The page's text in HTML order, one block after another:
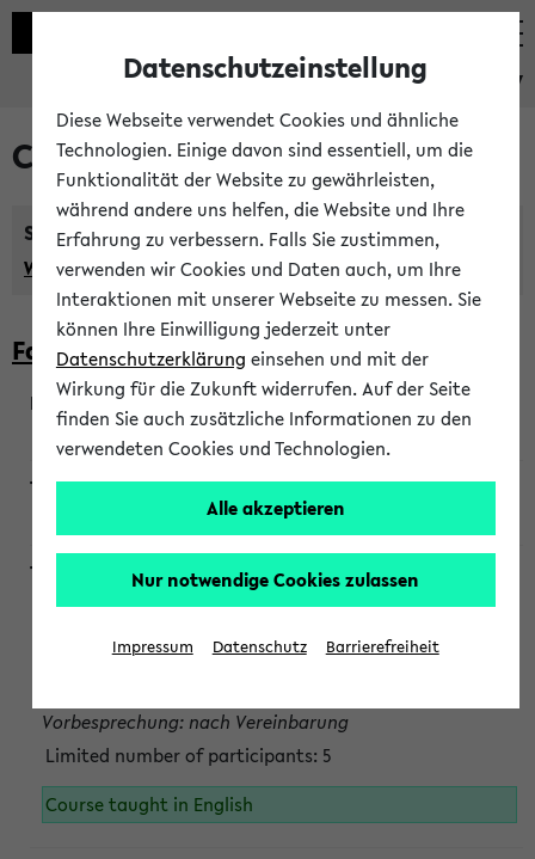
eKVV
Courses taught in English
Semester:
WiSe 2026/2027 SoSe 2026 Previous...
Faculty of Biology
200923
Wendisch, Peters-Wendisch, Stegelmann
Projektmodul "Bakterielle Biotechnologie"
Persönliche Anmeldung beim Veranstalter ist unbedingt
Vorbesprechung: nach Vereinbarung
Limited number of participants: 5
Course taught in English
Datenschutzeinstellung
Diese Webseite verwendet Cookies und ähnliche
Technologien. Einige davon sind essentiell, um die
Funktionalität der Website zu gewährleisten,
während andere uns helfen, die Website und Ihre
Erfahrung zu verbessern. Falls Sie zustimmen,
verwenden wir Cookies und Daten auch, um Ihre
Interaktionen mit unserer Webseite zu messen. Sie
können Ihre Einwilligung jederzeit unter
Datenschutzerklärung einsehen und mit der
Wirkung für die Zukunft widerrufen. Auf der Seite
finden Sie auch zusätzliche Informationen zu den
verwendeten Cookies und Technologien.
Alle akzeptieren
Nur notwendige Cookies zulassen
Impressum Datenschutz Barrierefreiheit